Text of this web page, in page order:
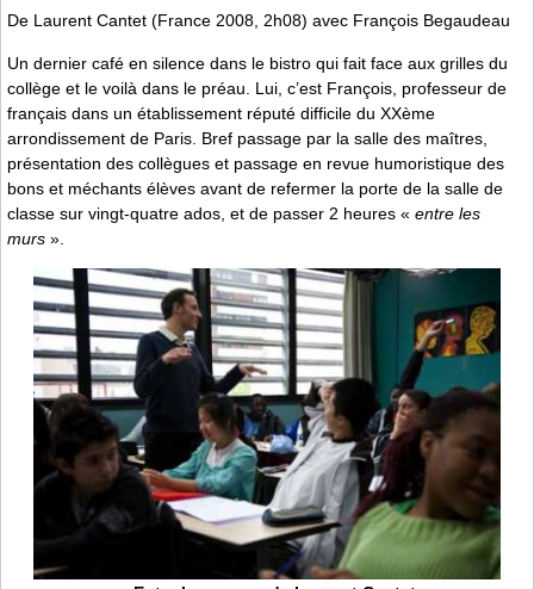
De Laurent Cantet (France 2008, 2h08) avec François Begaudeau
Un dernier café en silence dans le bistro qui fait face aux grilles du
collège et le voilà dans le préau. Lui, c’est François, professeur de
français dans un établissement réputé difficile du XXème
arrondissement de Paris. Bref passage par la salle des maîtres,
présentation des collègues et passage en revue humoristique des
bons et méchants élèves avant de refermer la porte de la salle de
classe sur vingt-quatre ados, et de passer 2 heures « entre les
murs ».